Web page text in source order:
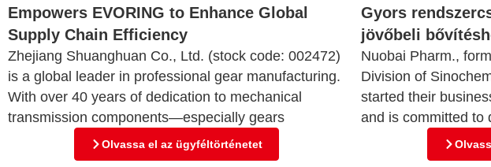
Empowers EVORING to Enhance Global
Supply Chain Efficiency
Zhejiang Shuanghuan Co., Ltd. (stock code: 002472)
is a global leader in professional gear manufacturing.
With over 40 years of dedication to mechanical
transmission components—especially gears
Olvassa el az ügyféltörténetet
Gyors
jövőbeli
Nuobai Pharm.,
Division of
started their
and is committed to